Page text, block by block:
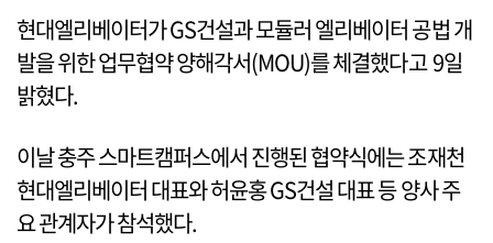
현대엘리베이터가 GS건설과 모듈러 엘리베이터 공법 개
발을 위한 업무협약 양해각서(MOU)를 체결했다고 9일
밝혔다.
이날 충주 스마트캠퍼스에서 진행된 협약식에는 조재천
현대엘리베이터 대표와 허윤홍 GS건설 대표 등 양사 주
요 관계자가 참석했다.